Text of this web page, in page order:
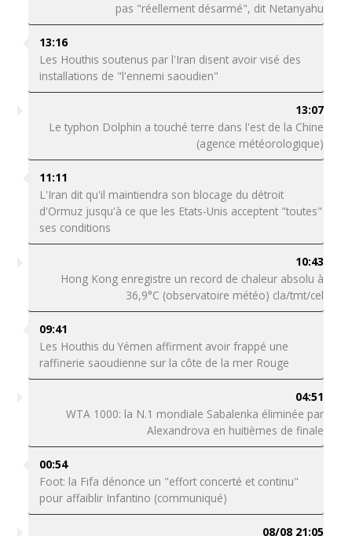
pas "réellement désarmé", dit Netanyahu
13:16
Les Houthis soutenus par l'Iran disent avoir visé des
installations de "l'ennemi saoudien"
13:07
Le typhon Dolphin a touché terre dans l'est de la Chine
(agence météorologique)
11:11
L'Iran dit qu'il maintiendra son blocage du détroit
d'Ormuz jusqu'à ce que les Etats-Unis acceptent "toutes"
ses conditions
10:43
Hong Kong enregistre un record de chaleur absolu à
36,9°C (observatoire météo) cla/tmt/cel
09:41
Les Houthis du Yémen affirment avoir frappé une
raffinerie saoudienne sur la côte de la mer Rouge
04:51
WTA 1000: la N.1 mondiale Sabalenka éliminée par
Alexandrova en huitièmes de finale
00:54
Foot: la Fifa dénonce un "effort concerté et continu"
pour affaiblir Infantino (communiqué)
08/08 21:05